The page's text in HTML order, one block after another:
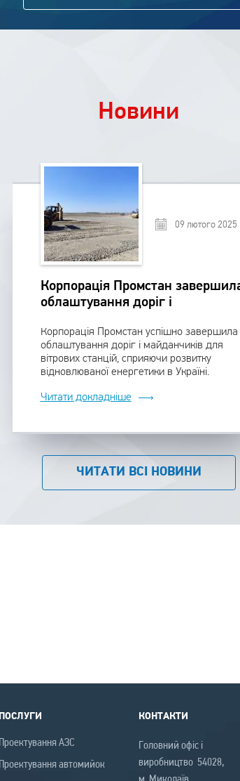
Новини
09 лютого 2025
Корпорація Промстан
облаштування доріг і
станцій
Корпорація Промстан успішно завершила
облаштування доріг і майданчиків для
вітрових станцій, сприяючи розвитку
відновлюваної енергетики в Україні.
Читати докладніше
ЧИТАТИ ВСІ НОВИНИ
ПОСЛУГИ
Проектування АЗС
Проектування автомийок
КОНТАКТИ
Головний офіс і
виробництво 54028,